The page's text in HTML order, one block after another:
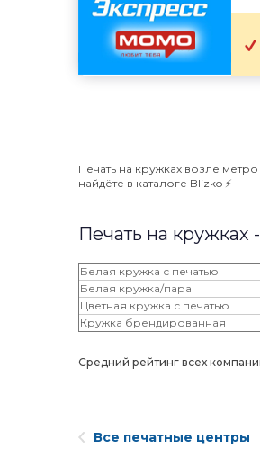
Печать на кружках возле
найдёте в каталоге Blizko ⚡️
Печать на кружках
Белая кружка с печатью
Белая кружка/пара
Цветная кружка с печатью
Кружка брендированная
Средний рейтинг всех
Все печатные центры